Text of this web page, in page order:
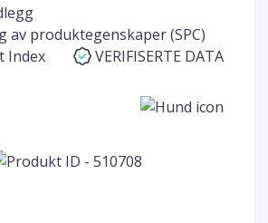
av produktegenskaper (SPC)
Index
VERIFISERTE DATA